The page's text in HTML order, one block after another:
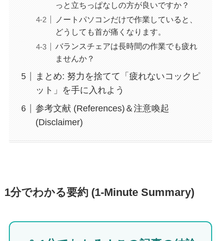
っと立ちっぱなしの方が良いですか？
ノートパソコンだけで作業していると、
どうしても首が痛くなります。
バランスチェアは長時間の作業でも疲れ
ませんか？
まとめ: 努力を捨てて「疲れないコックピ
ット」を手に入れよう
参考文献 (References)＆注意喚起
(Disclaimer)
1分でわかる要約 (1-Minute Summary)